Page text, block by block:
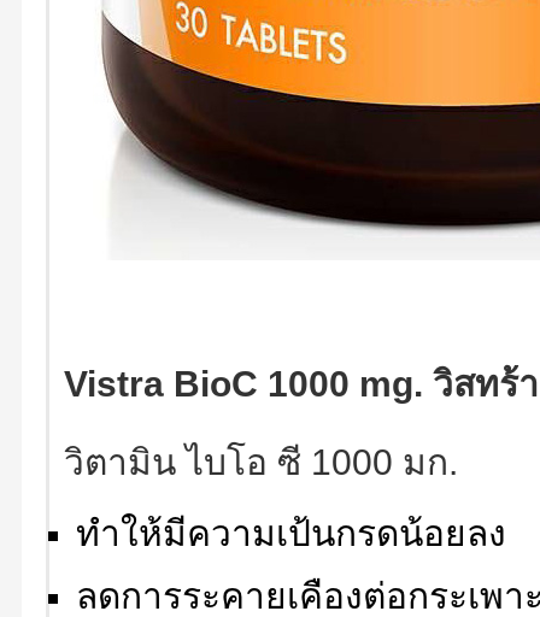
Vistra BioC 1000 mg. วิสทร้
วิตามิน ไบโอ ซี 1000 มก.
ทำให้มีความเป้นกรดน้อยลง
ลดการระคายเคืองต่อกระเพา